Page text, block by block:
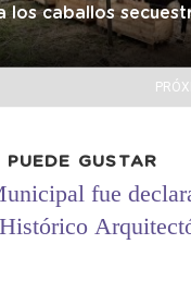
los caballos
GUSTAR
fue